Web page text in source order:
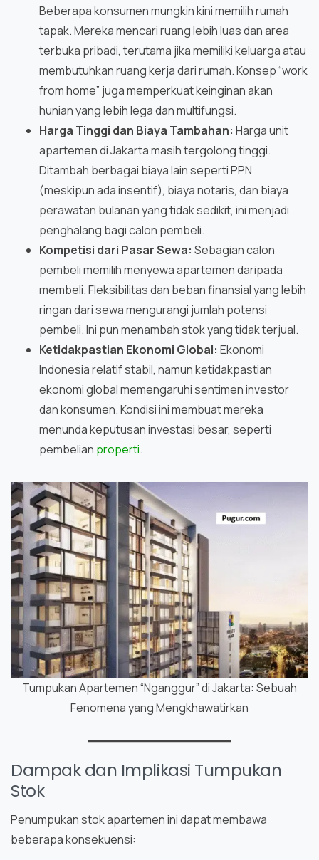
Beberapa konsumen mungkin kini memilih rumah
tapak. Mereka mencari ruang lebih luas dan area
terbuka pribadi, terutama jika memiliki keluarga atau
membutuhkan ruang kerja dari rumah. Konsep “work
from home” juga memperkuat keinginan akan
hunian yang lebih lega dan multifungsi.
Harga Tinggi dan Biaya Tambahan: Harga unit
apartemen di Jakarta masih tergolong tinggi.
Ditambah berbagai biaya lain seperti PPN
(meskipun ada insentif), biaya notaris, dan biaya
perawatan bulanan yang tidak sedikit, ini menjadi
penghalang bagi calon pembeli.
Kompetisi dari Pasar Sewa: Sebagian calon
pembeli memilih menyewa apartemen daripada
membeli. Fleksibilitas dan beban finansial yang lebih
ringan dari sewa mengurangi jumlah potensi
pembeli. Ini pun menambah stok yang tidak terjual.
Ketidakpastian Ekonomi Global: Ekonomi
Indonesia relatif stabil, namun ketidakpastian
ekonomi global memengaruhi sentimen investor
dan konsumen. Kondisi ini membuat mereka
menunda keputusan investasi besar, seperti
pembelian properti.
Tumpukan Apartemen “Nganggur” di Jakarta: Sebuah
Fenomena yang Mengkhawatirkan
Dampak dan Implikasi Tumpukan
Stok
Penumpukan stok apartemen ini dapat membawa
beberapa konsekuensi: